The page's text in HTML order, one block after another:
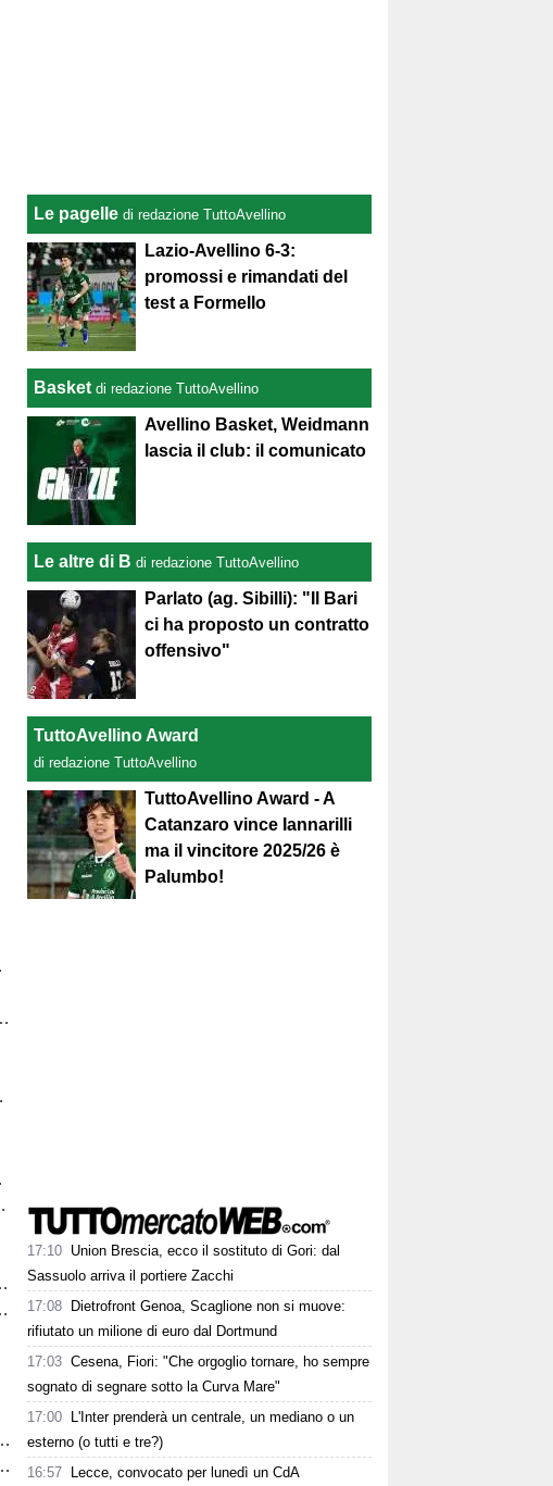
Le pagelle di redazione TuttoAvellino
Lazio-Avellino 6-3:
promossi e rimandati del
test a Formello
Basket di redazione TuttoAvellino
Avellino Basket, Weidmann
lascia il club: il comunicato
Le altre di B di redazione TuttoAvellino
Parlato (ag. Sibilli): "Il Bari
ci ha proposto un contratto
offensivo"
TuttoAvellino Award
di redazione TuttoAvellino
TuttoAvellino Award - A
Catanzaro vince Iannarilli
ma il vincitore 2025/26 è
Palumbo!
17:10 Union Brescia, ecco il sostituto di Gori: dal
Sassuolo arriva il portiere Zacchi
17:08
Dietrofront Genoa, Scaglione non si muove:
rifiutato un milione di euro dal Dortmund
17:03 Cesena, Fiori: "Che orgoglio tornare, ho sempre
sognato di segnare sotto la Curva Mare"
17:00
L'Inter prenderà un centrale, un mediano o un
esterno (o tutti e tre?)
16:57
Lecce, convocato per lunedì un CdA